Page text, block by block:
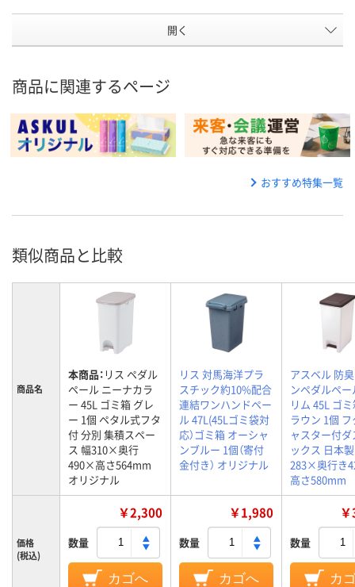
開く
商品に関連するページ
おすすめ特集一覧
類似商品と比較
商品名
本商品： リス ペダル
ペール ニーナカラ
ー 45L ゴミ箱 グレ
ー 1個 ペタル式フタ
付 分別 集積スペー
ス 幅310×奥行
490×高さ564mm
オリジナル
リス 対馬海洋プラ
スチック約10%配合
連結ワンハンドペー
ル 47L(45Lゴミ袋対
応）ゴミ箱 オーシャ
ンブルー 1個（寄付
金付き） オリジナル
アスベル 防
ンペダルペー
リム 45L ゴ
ラウン 1個 フ
ャスター付
ックス 日本
283×奥行き
高さ580mm
価格
(税込)
￥2,300
数量
カゴへ
￥1,980
数量
カゴへ
数量
カ